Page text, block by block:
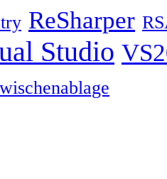
ReSharper
Studio